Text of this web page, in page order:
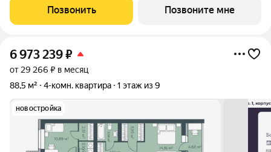
пожилых людей и родителей с колясками. Функциональное
использование квадратных
Позвонить Позвоните мне
6 973 239₽
от 29 266 ₽ в месяц
88,5 м²
4-комн. квартира 1 этаж из 9
новостройка